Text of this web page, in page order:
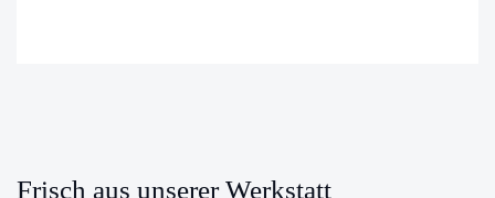
Frisch aus unserer Werkstatt